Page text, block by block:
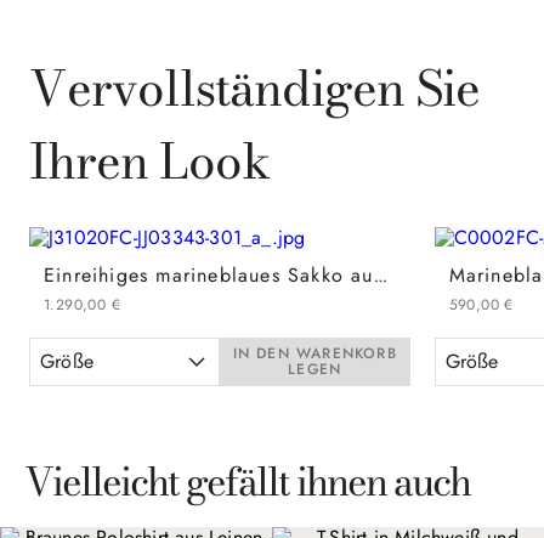
Vervollständigen Sie
Ihren Look
Einreihiges marineblaues Sakko aus Wolle und Baumwolle mit Stehkragen - Inter-Kollektion
1.290,00 €
Größe IN DEN WARENKORB
LEGEN
590,00 €
Größe
Vielleicht gefällt ihnen auch